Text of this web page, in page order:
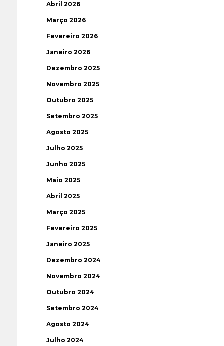
Abril 2026
Março 2026
Fevereiro 2026
Janeiro 2026
Dezembro 2025
Novembro 2025
Outubro 2025
Setembro 2025
Agosto 2025
Julho 2025
Junho 2025
Maio 2025
Abril 2025
Março 2025
Fevereiro 2025
Janeiro 2025
Dezembro 2024
Novembro 2024
Outubro 2024
Setembro 2024
Agosto 2024
Julho 2024